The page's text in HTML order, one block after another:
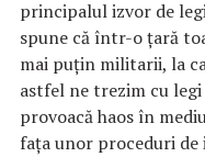
principalul izvor de
spune că într-o țară
mai puțin militarii, la
astfel ne trezim cu
provoacă haos în
fața unor proceduri